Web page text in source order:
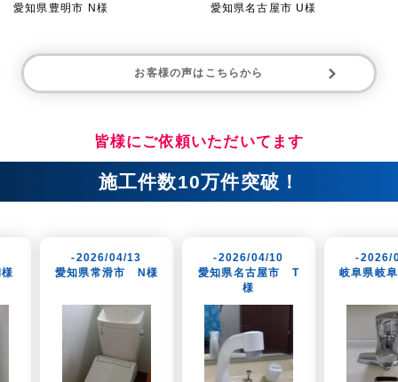
愛知県豊明市 N様
愛知県名古屋市 U様
お客様の声はこちらから
皆様にご依頼いただいてます
施工件数10万件突破！
滑市 N様
-2026/04/10
愛知県名古屋市 T
-2026/04/07
岐阜県岐阜市 K様